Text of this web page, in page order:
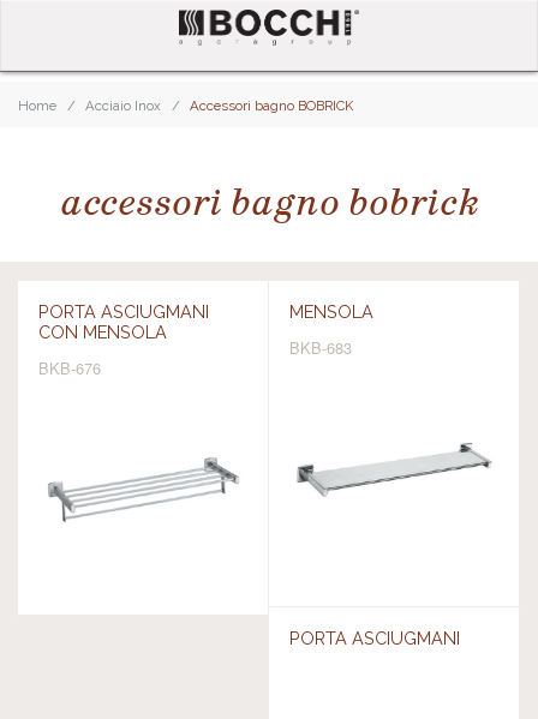
Home Acciaio Inox Accessori bagno BOBRICK
accessori bagno bobrick
PORTA ASCIUGMANI
CON MENSOLA
BKB-676
MENSOLA
BKB-683
PORTA ASCIUGMANI